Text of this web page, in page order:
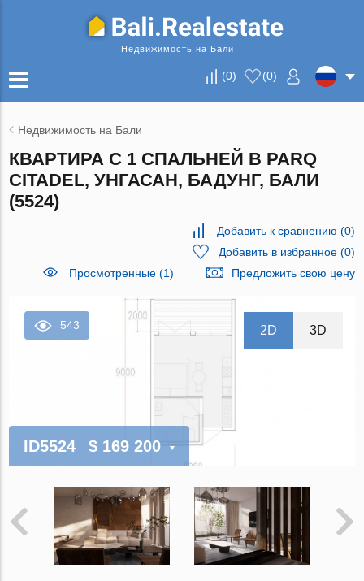
Недвижимость на Бали
(0) (0)
Недвижимость на Бали
КВАРТИРА С 1 СПАЛЬНЕЙ В PARQ
CITADEL, УНГАСАН, БАДУНГ, БАЛИ
(5524)
Добавить к сравнению (0)
Добавить в избранное(0)
Просмотренные (1)
Предложить свою цену
543 2D 3D
ID5524 $ 169 200